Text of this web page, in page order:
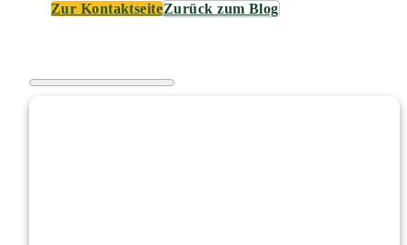
Zur KontaktseiteZurück zum Blog